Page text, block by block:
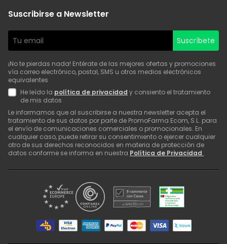
Suscribirse a Newsletter
Suscríbete
¡No te pierdas nada! Entérate de las mejores ofertas y promociones
vía correo electrónico, postal, SMS u otros medios electrónicos
equivalentes
He leído la política de privacidad y consiento el tratamiento
de mis datos
Le informamos que al suscribirse a nuestra newsletter acepta el
tratamiento de sus datos por parte de PromoFarma Ecom, S.L. para
el envío de comunicaciones comerciales o promocionales. En
cualquier caso, puede retirar su consentimiento o ejercer cualquier
otro de sus derechos reconocidos en materia de protección de
datos conforme se informa en nuestra Política de Privacidad .